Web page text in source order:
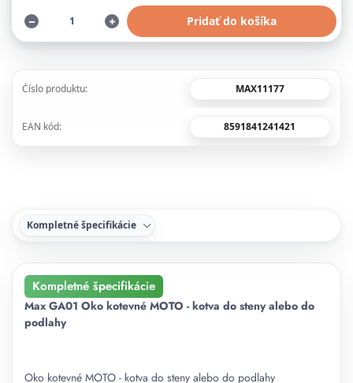
Pridať do košíka
Číslo produktu: MAX11177
EAN kód: 8591841241421
Kompletné špecifikácie
Kompletné špecifikácie
Max GA01 Oko kotevné MOTO - kotva do steny alebo do
podlahy
Oko kotevné MOTO - kotva do steny alebo do podlahy